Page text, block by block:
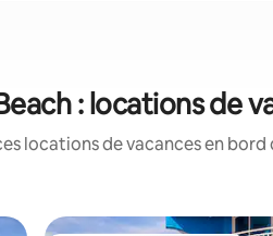
: locations de
locations de vacances en